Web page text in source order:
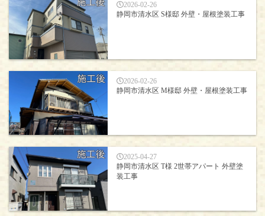
2026-02-26
静岡市清水区 S様邸 外壁・屋根塗装工事
2026-02-26
静岡市清水区 M様邸 外壁・屋根塗装工事
2025-04-27
静岡市清水区 T様 2世帯アパート 外壁塗
装工事